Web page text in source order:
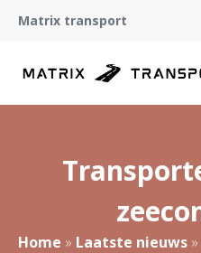
Matrix transport
Home » Laatste nieuws »